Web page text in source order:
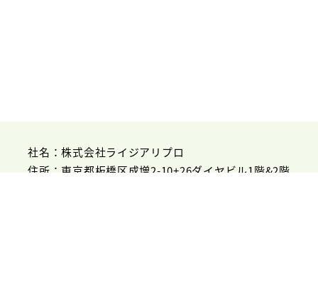
社名：株式会社ライジアリプロ
住所：東京都板橋区成増2-10+26ダイヤビル1階&2階